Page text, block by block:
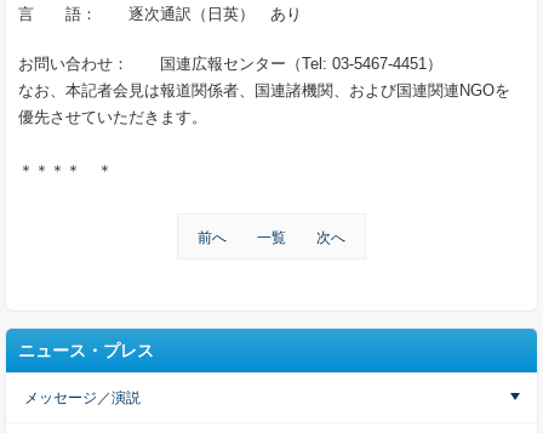
言 語： 逐次通訳（日英） あり
お問い合わせ： 国連広報センター（Tel: 03-5467-4451）
なお、本記者会見は報道関係者、国連諸機関、および国連関連NGOを
優先させていただきます。
＊＊＊＊ ＊
前へ 一覧 次へ
ニュース・プレス
メッセージ／演説